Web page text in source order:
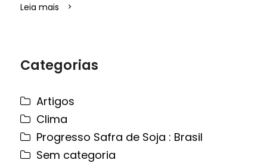
Leia mais
Categorias
Artigos
Clima
Progresso Safra de Soja : Brasil
Sem categoria